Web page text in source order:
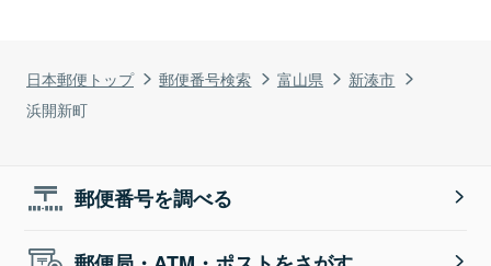
日本郵便トップ 郵便番号検索 富山県
新湊市
浜開新町
郵便番号を調べる